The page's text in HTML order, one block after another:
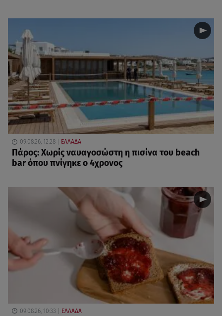
09.08.26, 12:28 ΕΛΛΑΔΑ
Πάρος: Χωρίς ναυαγοσώστη η πισίνα του beach
bar όπου πνίγηκε ο 4χρονος
09.08.26, 10:33 ΕΛΛΑΔΑ